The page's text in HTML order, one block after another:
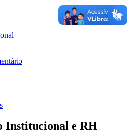
Institucional e RH